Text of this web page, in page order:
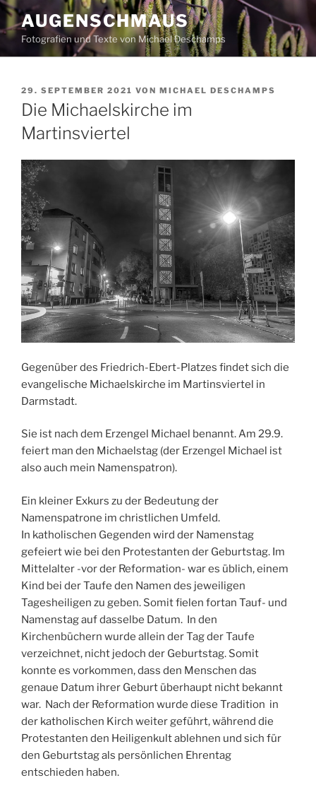
Zum
Inhalt
springen
AUGENSCHMAUS
Fotografien und Texte von Michael Deschamps
VERÖFFENTLICHT
AM
29. SEPTEMBER 2021 VON MICHAEL DESCHAMPS
Die Michaelskirche im
Martinsviertel
Gegenüber des Friedrich-Ebert-Platzes findet sich die
evangelische Michaelskirche im Martinsviertel in
Darmstadt.
Sie ist nach dem Erzengel Michael benannt. Am 29.9.
feiert man den Michaelstag (der Erzengel Michael ist
also auch mein Namenspatron).
Ein kleiner Exkurs zu der Bedeutung der
Namenspatrone im christlichen Umfeld.
In katholischen Gegenden wird der Namenstag
gefeiert wie bei den Protestanten der Geburtstag. Im
Mittelalter -vor der Reformation- war es üblich, einem
Kind bei der Taufe den Namen des jeweiligen
Tagesheiligen zu geben. Somit fielen fortan Tauf- und
Namenstag auf dasselbe Datum. In den
Kirchenbüchern wurde allein der Tag der Taufe
verzeichnet, nicht jedoch der Geburtstag. Somit
konnte es vorkommen, dass den Menschen das
genaue Datum ihrer Geburt überhaupt nicht bekannt
war. Nach der Reformation wurde diese Tradition in
der katholischen Kirch weiter geführt, während die
Protestanten den Heiligenkult ablehnen und sich für
den Geburtstag als persönlichen Ehrentag
entschieden haben.